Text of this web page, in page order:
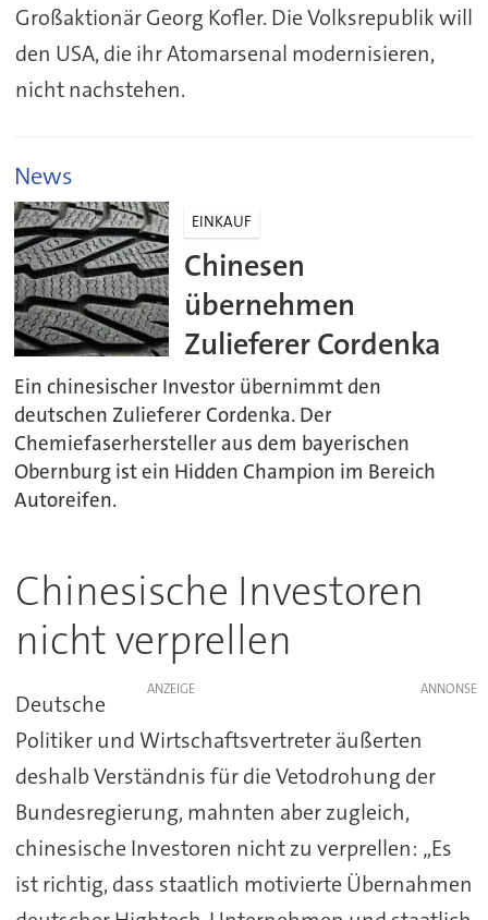
Großaktionär Georg Kofler. Die Volksrepublik will
den USA, die ihr Atomarsenal modernisieren,
nicht nachstehen.
News
EINKAUF
Chinesen
übernehmen
Zulieferer Cordenka
Ein chinesischer Investor übernimmt den
deutschen Zulieferer Cordenka. Der
Chemiefaserhersteller aus dem bayerischen
Obernburg ist ein Hidden Champion im Bereich
Autoreifen.
Chinesische Investoren
nicht verprellen
ANZEIGE
Deutsche
Politiker und Wirtschaftsvertreter äußerten
deshalb Verständnis für die Vetodrohung der
Bundesregierung, mahnten aber zugleich,
chinesische Investoren nicht zu verprellen: „Es
ist richtig, dass staatlich motivierte Übernahmen